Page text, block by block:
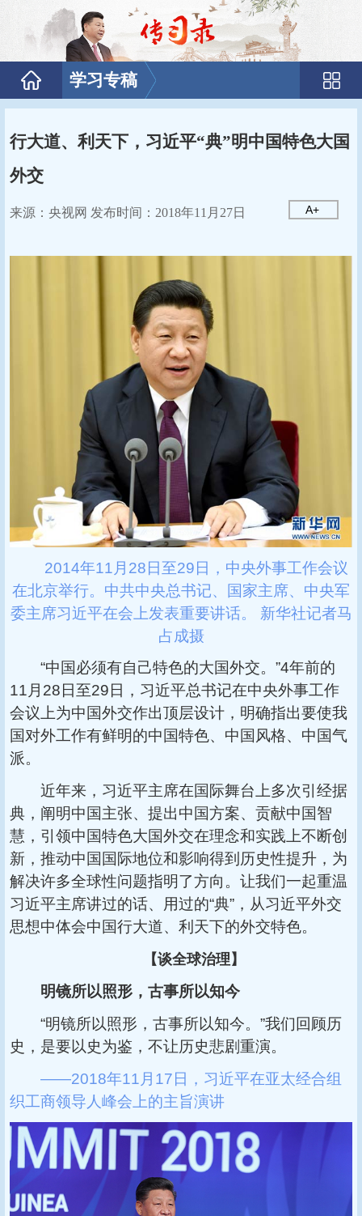
学习专稿
行大道、利天下，习近平“典”明中国特色大国
外交
来源：央视网 发布时间：2018年11月27日 A+
2014年11月28日至29日，中央外事工作会议
在北京举行。中共中央总书记、国家主席、中央军
委主席习近平在会上发表重要讲话。 新华社记者马
占成摄
“中国必须有自己特色的大国外交。”4年前的
11月28日至29日，习近平总书记在中央外事工作
会议上为中国外交作出顶层设计，明确指出要使我
国对外工作有鲜明的中国特色、中国风格、中国气
派。
近年来，习近平主席在国际舞台上多次引经据
典，阐明中国主张、提出中国方案、贡献中国智
慧，引领中国特色大国外交在理念和实践上不断创
新，推动中国国际地位和影响得到历史性提升，为
解决许多全球性问题指明了方向。让我们一起重温
习近平主席讲过的话、用过的“典”，从习近平外交
思想中体会中国行大道、利天下的外交特色。
【谈全球治理】
明镜所以照形，古事所以知今
“明镜所以照形，古事所以知今。”我们回顾历
史，是要以史为鉴，不让历史悲剧重演。
——2018年11月17日，习近平在亚太经合组
织工商领导人峰会上的主旨演讲